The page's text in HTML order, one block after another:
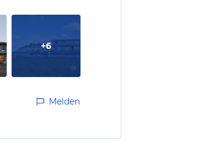
+6
Melden